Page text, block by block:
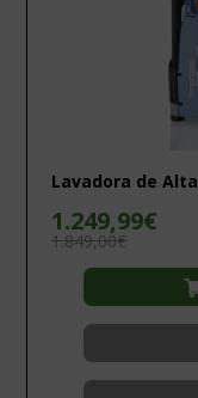
Lavadora de
1.249,99€
1.849,00€